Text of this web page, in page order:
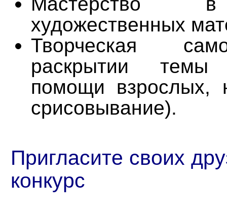
художественных
Творческая
раскрытии
помощи
срисовывание).
Пригласите своих
конкурс